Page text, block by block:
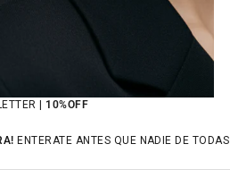
| 10%OFF
ENTERATE ANTES QUE NADIE DE